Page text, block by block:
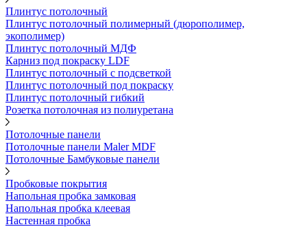
Плинтус потолочный
Плинтус потолочный полимерный (дюрополимер,
экополимер)
Плинтус потолочный МДФ
Карниз под покраску LDF
Плинтус потолочный с подсветкой
Плинтус потолочный под покраску
Плинтус потолочный гибкий
Розетка потолочная из полиуретана
Потолочные панели
Потолочные панели Maler MDF
Потолочные Бамбуковые панели
Пробковые покрытия
Напольная пробка замковая
Напольная пробка клеевая
Настенная пробка